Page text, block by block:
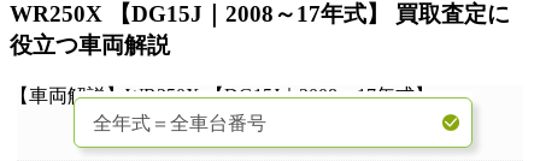
WR250X 【DG15J｜2008～17年式】 買取査定に
役立つ車両解説
【車両解説】WR250X 【DG15J｜2008～17年式】